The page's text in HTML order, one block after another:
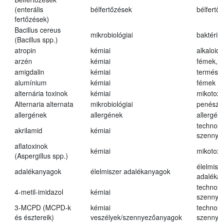
(enterális
fertőzések)
bélfertőzések
Bacillus cereus
(Bacillus spp.)
mikrobiológiai
atropin
kémiai
arzén
kémiai
amigdalin
kémiai
alumínium
kémiai
fémek
alternária toxinok
kémiai
Alternaria alternata
mikrobiológiai
allergének
allergének
akrilamid
kémiai
aflatoxinok
(Aspergillus spp.)
kémiai
adalékanyagok élelmiszer adalékanyagok
4-metil-imidazol
kémiai
3-MCPD (MCPD-k
és észtereik)
kémiai
veszélyek/szennyezőanyagok